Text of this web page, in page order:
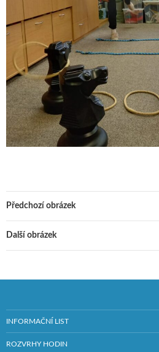
Předchozí obrázek
Další obrázek
INFORMAČNÍ LIST
ROZVRHY HODIN